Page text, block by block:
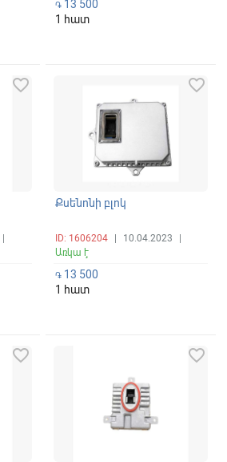
֏13 500
1 հատ
favorite_border
Քսենոնի բլոկ
ID: 1606204 10.04.2023
Առկա է
favorite_border
֏13 500
1 հատ
favorite_border favorite_border